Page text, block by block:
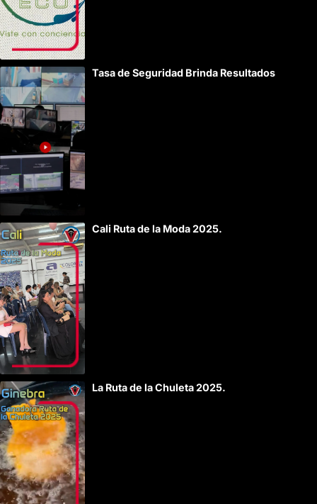
Tasa de Seguridad Brinda Resultados
Cali Ruta de la Moda 2025.
La Ruta de la Chuleta 2025.